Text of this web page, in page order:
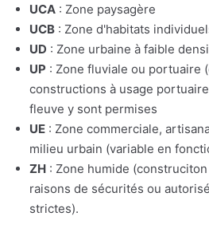
UCA : Zone paysagère
UCB : Zone d'habitats
UD : Zone urbaine à faible
UP : Zone fluviale ou portuaire
constructions à usage
fleuve y sont permises
UE : Zone commerciale,
milieu urbain (variable en
ZH : Zone humide
raisons de sécurités ou
strictes).